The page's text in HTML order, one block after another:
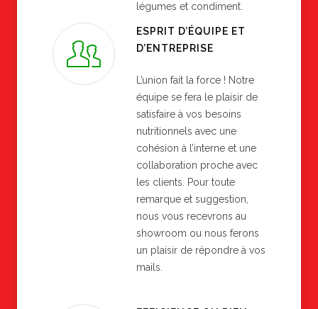
légumes et condiment.
ESPRIT D’ÉQUIPE ET
D’ENTREPRISE
L’union fait la force ! Notre
équipe se fera le plaisir de
satisfaire à vos besoins
nutritionnels avec une
cohésion à l’interne et une
collaboration proche avec
les clients. Pour toute
remarque et suggestion,
nous vous recevrons au
showroom ou nous ferons
un plaisir de répondre à vos
mails.